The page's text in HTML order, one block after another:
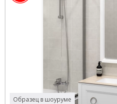
Образец в шоуруме